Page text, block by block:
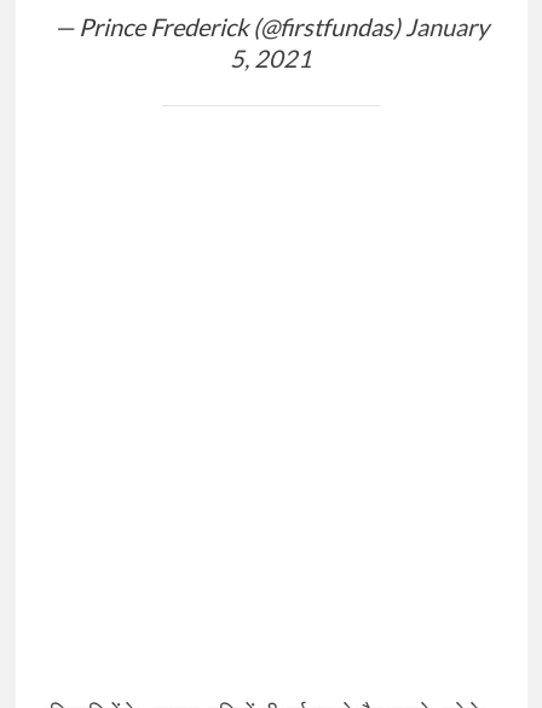
— Prince Frederick (@firstfundas)January
5, 2021